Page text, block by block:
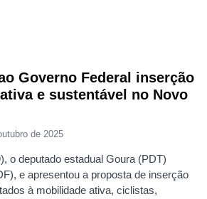
Governo Federal inserção
e sustentável no Novo
de 2025
o deputado estadual Goura (PDT)
e apresentou a proposta de inserção
à mobilidade ativa, ciclistas,